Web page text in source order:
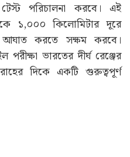
পরিচালনা করবে। এই
১,০০০ কিলোমিটার দূরে
আঘাত করতে সক্ষম করবে।
ভারতের দীর্ঘ রেঞ্জের
দিকে একটি গুরুত্বপূর্ণ